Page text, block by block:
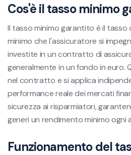
Cos'è il tasso minimo
Il tasso minimo garantito è il tasso
minimo che l'assicuratore si
investite in un contratto di
generalmente in un fondo in euro.
nel contratto e si applica
performance reale dei mercati
sicurezza ai risparmiatori,
generi un rendimento minimo ogni
Funzionamento del